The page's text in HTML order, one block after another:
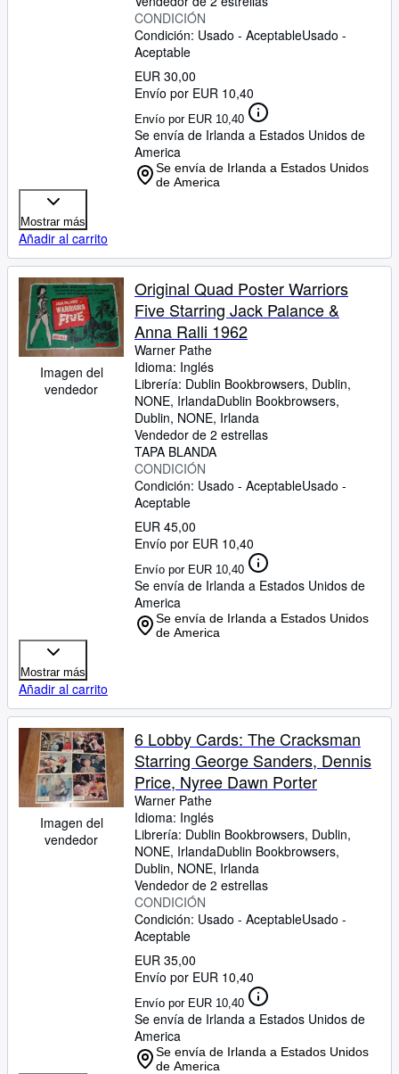
CONDICIÓN
Condición: Usado - AceptableUsado -
Aceptable
EUR 30,00
Envío por EUR 10,40
Envío por EUR 10,40
Se envía de Irlanda a Estados Unidos de
America
Se envía de Irlanda a Estados Unidos
de America
Mostrar más
Añadir al carrito
Imagen del
vendedor
Original Quad Poster Warriors
Five Starring Jack Palance &
Anna Ralli 1962
Warner Pathe
Idioma: Inglés
Librería: Dublin Bookbrowsers, Dublin,
NONE, IrlandaDublin Bookbrowsers,
Dublin, NONE, Irlanda
Vendedor de 2 estrellas
TAPA BLANDA
CONDICIÓN
Condición: Usado - AceptableUsado -
Aceptable
EUR 45,00
Envío por EUR 10,40
Envío por EUR 10,40
Se envía de Irlanda a Estados Unidos de
America
Se envía de Irlanda a Estados Unidos
de America
Mostrar más
Añadir al carrito
Imagen del
vendedor
6 Lobby Cards: The Cracksman
Starring George Sanders, Dennis
Price, Nyree Dawn Porter
Warner Pathe
Idioma: Inglés
Librería: Dublin Bookbrowsers, Dublin,
NONE, IrlandaDublin Bookbrowsers,
Dublin, NONE, Irlanda
Vendedor de 2 estrellas
CONDICIÓN
Condición: Usado - AceptableUsado -
Aceptable
EUR 35,00
Envío por EUR 10,40
Envío por EUR 10,40
Se envía de Irlanda a Estados Unidos de
America
Se envía de Irlanda a Estados Unidos
de America